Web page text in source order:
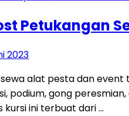
Petukangan
2023
alat pesta dan
podium, gong
kursi ini terbuat dari …